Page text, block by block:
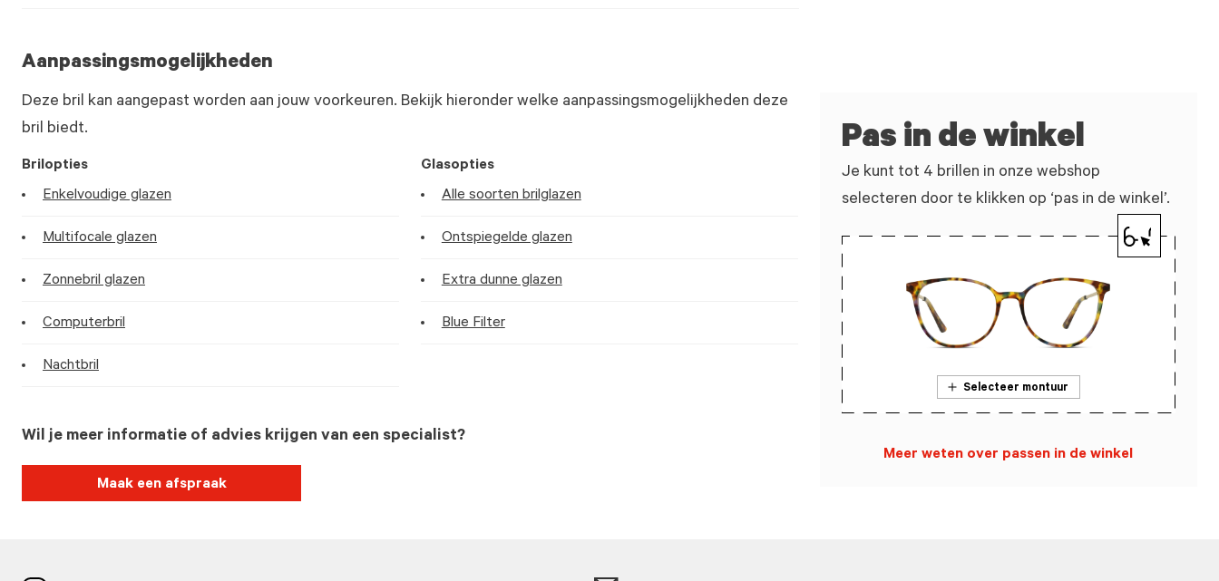
Aanpassingsmogelijkheden
Deze bril kan aangepast worden aan jouw voorkeuren. Bekijk hieronder welke aanpassingsmogelijkheden deze
bril biedt.
Brilopties
Enkelvoudige glazen
Multifocale glazen
Zonnebril glazen
Computerbril
Nachtbril
Glasopties
Alle soorten brilglazen
Ontspiegelde glazen
Extra dunne glazen
Blue Filter
Wil je meer informatie of advies krijgen van een specialist?
Maak een afspraak
Pas in de winkel
Je kunt tot 4 brillen in onze webshop
selecteren door te klikken op ‘pas in de winkel’.
Selecteer montuur
Meer weten over passen in de winkel